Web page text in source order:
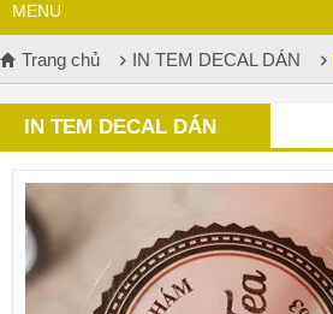
MENU
Trang chủ IN TEM DECAL DÁN
IN TEM DECAL DÁN